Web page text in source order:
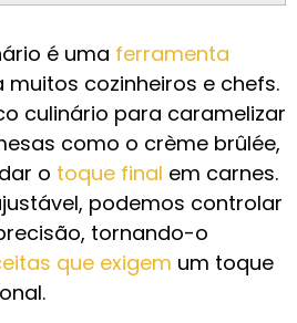
é uma ferramenta
muitos cozinheiros e chefs.
culinário para caramelizar
como o crème brûlée,
o toque final em carnes.
podemos controlar
tornando-o
que exigem um toque